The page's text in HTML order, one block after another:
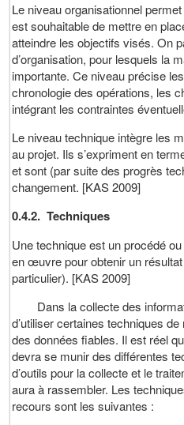
Le niveau organisationnel permet
est souhaitable de mettre en
atteindre les objectifs visés. On
d’organisation, pour lesquels la
importante. Ce niveau précise
chronologie des opérations, les
intégrant les contraintes
Le niveau technique intègre les
au projet. Ils s’expriment en
et sont (par suite des progrès
changement. [KAS 2009]
0.4.2. Techniques
Une technique est un procédé
en œuvre pour obtenir un
particulier). [KAS 2009]
Dans la collecte des
d’utiliser certaines techniques
des données fiables. Il est réel
devra se munir des différentes
d’outils pour la collecte et le
aura à rassembler. Les
recours sont les suivantes :